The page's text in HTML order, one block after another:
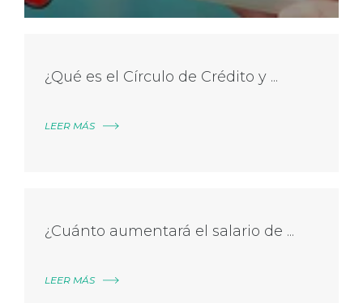
¿Qué es el Círculo de Crédito y ...
LEER MÁS
¿Cuánto aumentará el salario de ...
LEER MÁS